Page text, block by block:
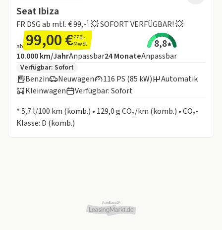
Seat Ibiza
FR DSG ab mtl. € 99,-¹ 💥 SOFORT VERFÜGBAR! 💥
ab 99,00 €zzgl.
MwSt.
8,8
Angebotsdetails:
Inklusive Laufleistung
10.000 km/JahrAnpassbarLaufzeit
24MonateAnpassbar
Zusätzliche Fahrzeuginformationen:
Verfügbar: Sofort
Benzin Neuwagen 116 PS (85 kW)
Automatik
Kleinwagen
Verfügbar: Sofort
* 5,7 l/100 km (komb.) • 129,0 g CO₂/km (komb.) • CO₂-
Klasse: D (komb.)